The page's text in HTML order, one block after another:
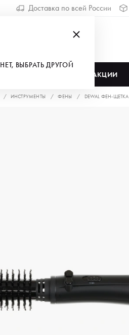
Доставка по всей России
АКЦИИ
НЕТ, ВЫБРАТЬ ДРУГОЙ
ИНСТРУМЕНТЫ ФЕНЫ DEWAL ФЕН-